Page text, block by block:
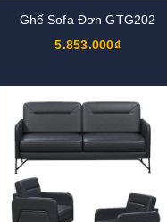
Ghế Sofa Đơn GTG202
5.853.000₫